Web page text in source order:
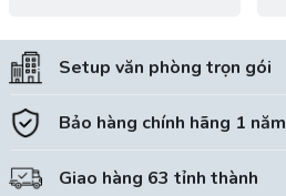
Setup văn phòng trọn gói
Bảo hàng chính hãng 1 năm
Giao hàng 63 tỉnh thành